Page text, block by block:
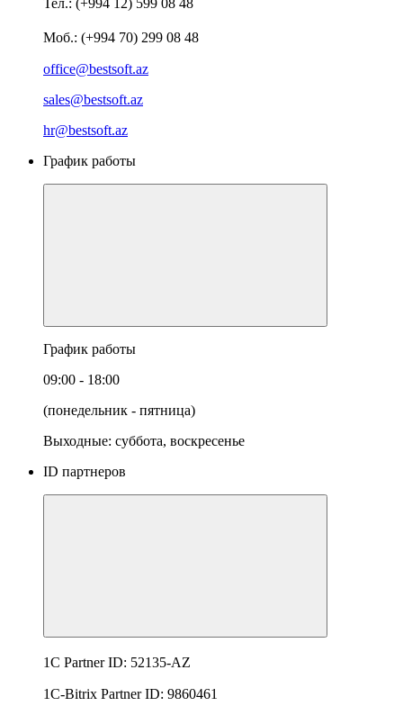
Моб.: (+994 70) 299 08 48
office@bestsoft.az
sales@bestsoft.az
hr@bestsoft.az
График работы
График работы
09:00 - 18:00
(понедельник - пятница)
Выходные: суббота, воскресенье
ID партнеров
1C Partner ID: 52135-AZ
1C-Bitrix Partner ID: 9860461